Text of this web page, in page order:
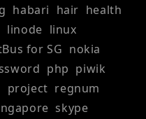
habari hair health
linode linux
for SG nokia
php piwik
project regnum
skype